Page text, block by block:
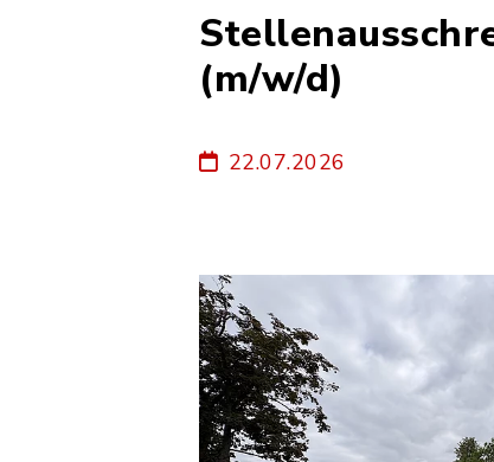
(m/w/d)
22.07.2026